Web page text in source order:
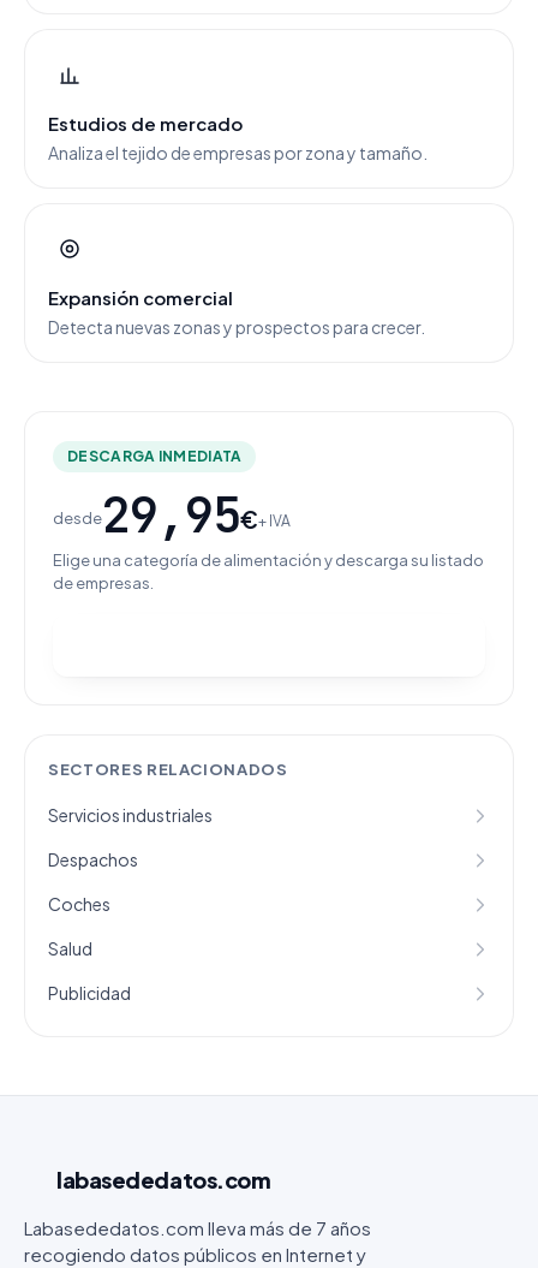
Estudios de mercado
Analiza el tejido de empresas por zona y tamaño.
Expansión comercial
Detecta nuevas zonas y prospectos para crecer.
DESCARGA INMEDIATA
desde29,95€+ IVA
Elige una categoría de alimentación y descarga su listado
de empresas.
SECTORES RELACIONADOS
Servicios industriales
Despachos
Coches
Salud
Publicidad
labasededatos.com
Labasededatos.com lleva más de 7 años
recogiendo datos públicos en Internet y